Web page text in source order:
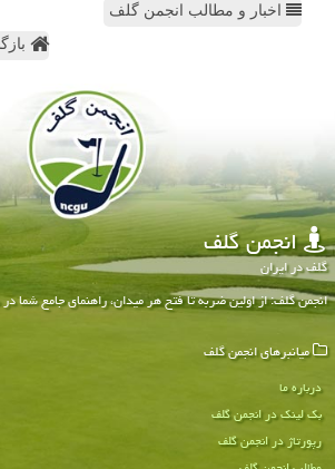
اخبار و مطالب انجمن گلف
انجمن گلف
گلف در ایران
انجمن گلف: از اولین ضربه تا فتح هر میدان، راهنمای جامع شما
میانبرهای انجمن گلف
درباره ما
بک لینک در انجمن گلف
رپورتاژ در انجمن گلف